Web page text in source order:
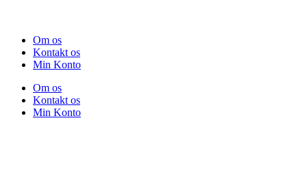
Om os
Kontakt os
Min Konto
Om os
Kontakt os
Min Konto